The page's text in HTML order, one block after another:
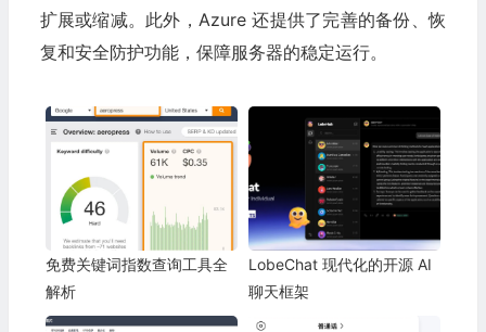
扩展或缩减。此外，Azure 还提供了完善的备份、恢
复和安全防护功能，保障服务器的稳定运行。
免费关键词指数查询工具全
解析
LobeChat 现代化的开源 AI
聊天框架